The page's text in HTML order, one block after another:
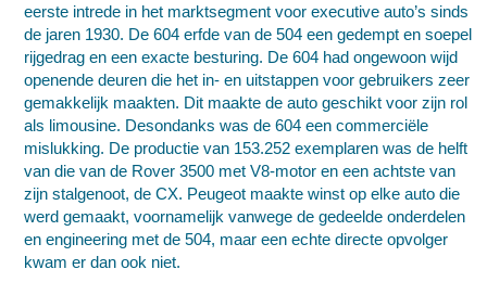
eerste intrede in het marktsegment voor executive auto’s sinds
de jaren 1930. De 604 erfde van de 504 een gedempt en soepel
rijgedrag en een exacte besturing. De 604 had ongewoon wijd
openende deuren die het in- en uitstappen voor gebruikers zeer
gemakkelijk maakten. Dit maakte de auto geschikt voor zijn rol
als limousine. Desondanks was de 604 een commerciële
mislukking. De productie van 153.252 exemplaren was de helft
van die van de Rover 3500 met V8-motor en een achtste van
zijn stalgenoot, de CX. Peugeot maakte winst op elke auto die
werd gemaakt, voornamelijk vanwege de gedeelde onderdelen
en engineering met de 504, maar een echte directe opvolger
kwam er dan ook niet.